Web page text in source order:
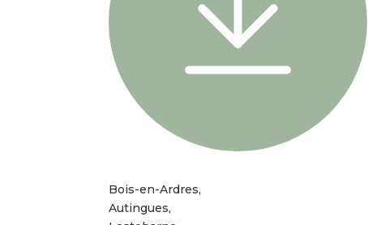
Bois-en-Ardres,
Autingues,